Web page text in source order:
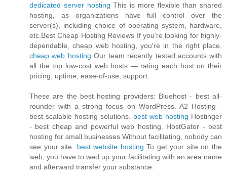
dedicated server hosting This is more flexible than shared
hosting, as organizations have full control over the
server(s), including choice of operating system, hardware,
etc.Best Cheap Hosting Reviews If you're looking for highly-
dependable, cheap web hosting, you're in the right place.
cheap web hosting Our team recently tested accounts with
all the top low-cost web hosts — rating each host on their
pricing, uptime, ease-of-use, support.
These are the best hosting providers: Bluehost - best all-
rounder with a strong focus on WordPress. A2 Hosting -
best scalable hosting solutions. best web hosting Hostinger
- best cheap and powerful web hosting. HostGator - best
hosting for small businesses.Without facilitating, nobody can
see your site. best website hosting To get your site on the
web, you have to wed up your facilitating with an area name
and afterward transfer your substance.